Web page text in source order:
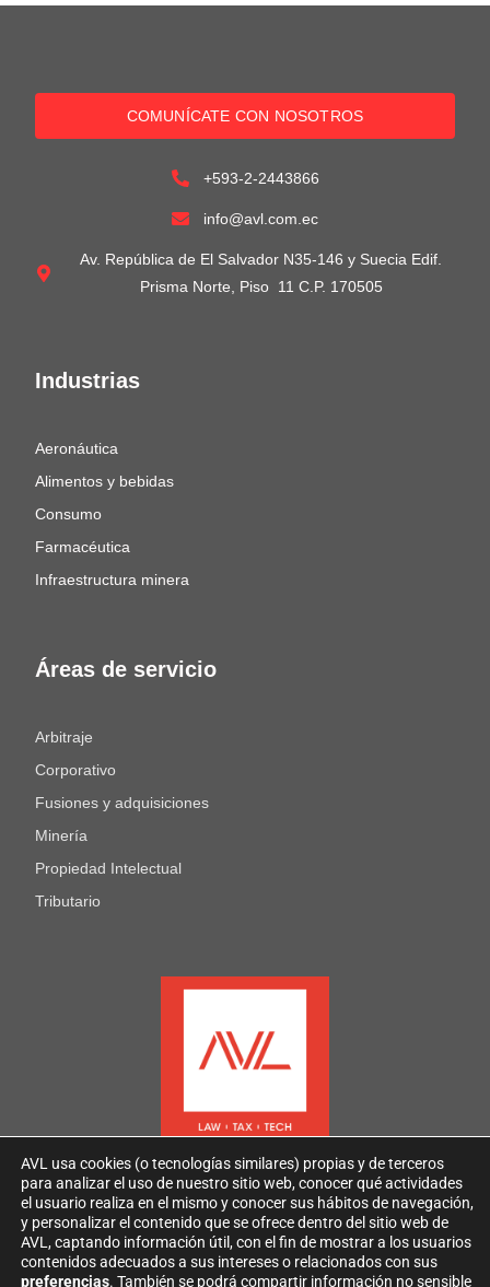
2026 AVL Todos los derechos reservados
Áreas de servicio
Arbitraje
Corporativo
Fusiones y adquisiciones
Minería
Propiedad Intelectual
Tributario
Industrias
Aeronáutica
Alimentos y bebidas
Consumo
Farmacéutica
Infraestructura minera
COMUNÍCATE CON NOSOTROS
+593-2-2443866
info@avl.com.ec
Av. República de El Salvador N35-146 y Suecia Edif.
Prisma Norte, Piso 11 C.P. 170505
AVL usa cookies (o tecnologías similares) propias y de terceros
para analizar el uso de nuestro sitio web, conocer qué actividades
el usuario realiza en el mismo y conocer sus hábitos de navegación,
y personalizar el contenido que se ofrece dentro del sitio web de
AVL, captando información útil, con el fin de mostrar a los usuarios
contenidos adecuados a sus intereses o relacionados con sus
preferencias. También se podrá compartir información no sensible